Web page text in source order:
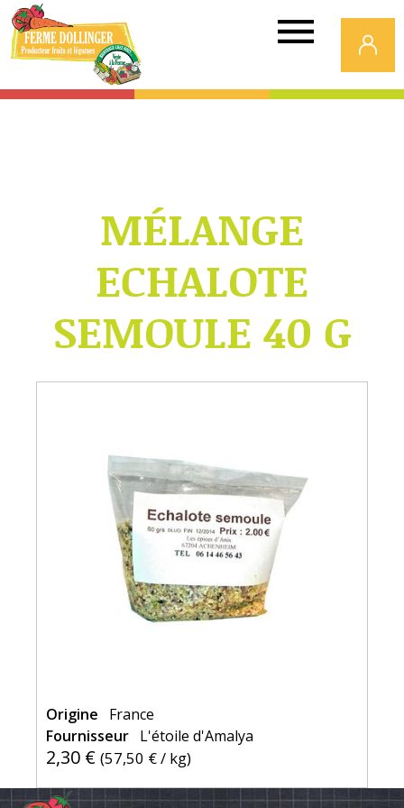
MÉLANGE
ECHALOTE
SEMOULE 40 G
Origine
France
Fournisseur L'étoile d'Amalya
2,30 € (57,50 €/ kg)